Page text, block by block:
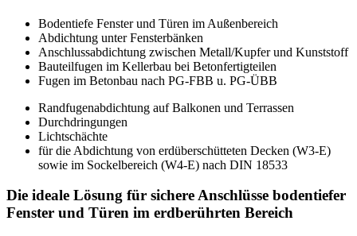
Bodentiefe Fenster und Türen im Außenbereich
Abdichtung unter Fensterbänken
Anschlussabdichtung zwischen Metall/Kupfer und Kunststoff
Bauteilfugen im Kellerbau bei Betonfertigteilen
Fugen im Betonbau nach PG‑FBB u. PG‑ÜBB
Randfugenabdichtung auf Balkonen und Terrassen
Durchdringungen
Lichtschächte
für die Abdichtung von erdüberschütteten Decken (W3‑E)
sowie im Sockelbereich (W4‑E) nach DIN 18533
Die ideale Lösung für sichere Anschlüsse bodentiefer
Fenster und Türen im erdberührten Bereich